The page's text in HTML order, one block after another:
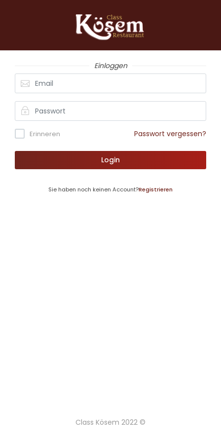
Einloggen
Erinneren Passwort vergessen?
Login
Sie haben noch keinen Account?Registrieren
Class Kösem 2022 ©